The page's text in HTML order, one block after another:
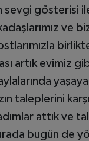
gösterisi
ve
artık evimiz
taleplerini
attık ve
bugün de